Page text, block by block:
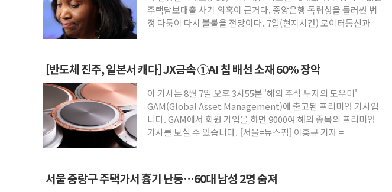
주택담보대출 사기 의혹이 근거다. 중앙은행 독립성을 둘러싼 법
정 다툼이 다시 불붙을 전망이다. 7일(현지시간) 로이터통신과
[반도체 진주, 일본서 캐다] JX금속 ①AI 칩 배선 소재 60% 장악
이 기사는 8월 7일 오후 3시55분 '해외 주식 투자의 도우미'
GAM(Global Asset Management)에 출고된 프리미엄 기사입
니다. GAM에서 회원 가입을 하면 9000여 해외 종목의 프리미엄
기사를 보실 수 있습니다. [서울=뉴스핌] 이홍규 기자 =
서울 중랑구 주택가서 흉기 난동…60대 남성 2명 숨져